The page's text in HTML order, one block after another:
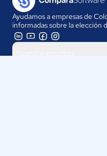
Ayudamos a empresas de
informadas sobre la elección